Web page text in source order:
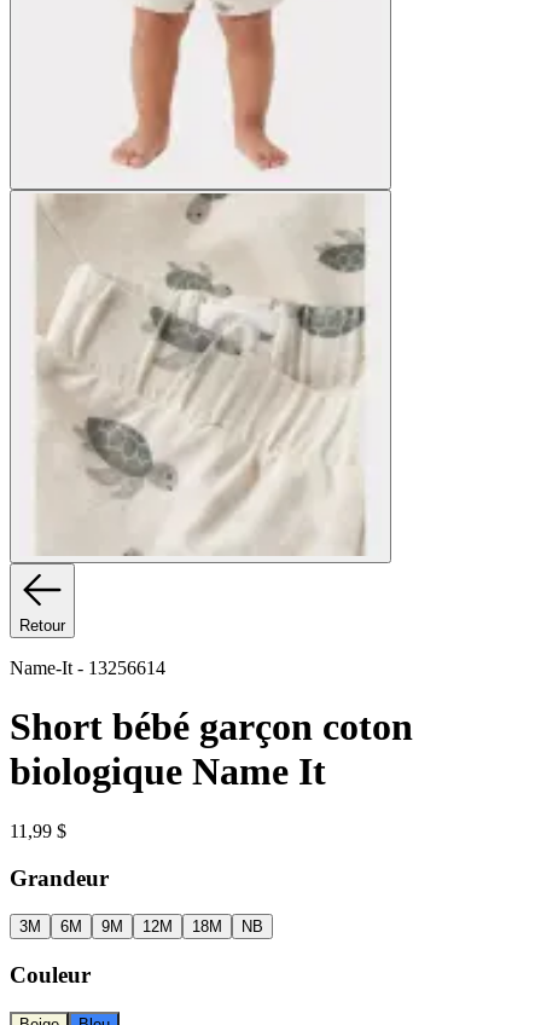
Retour
Name-It - 13256614
Short bébé garçon coton
biologique Name It
11,99 $
Grandeur
3M 6M 9M 12M 18M NB
Couleur